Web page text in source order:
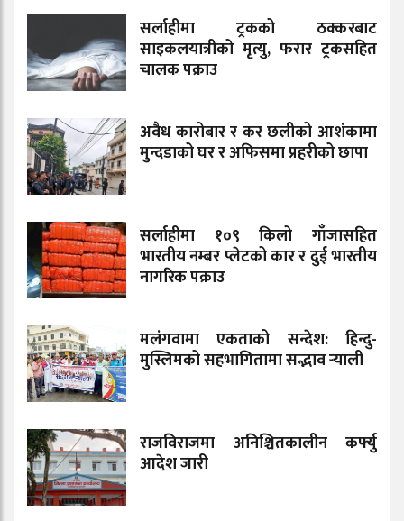
सर्लाहीमा ट्रकको ठक्करबाट
साइकलयात्रीको मृत्यु, फरार ट्रकसहित
चालक पक्राउ
अवैध कारोबार र कर छलीको आशंकामा
मुन्दडाको घर र अफिसमा प्रहरीको छापा
सर्लाहीमा १०९ किलो गाँजासहित
भारतीय नम्बर प्लेटको कार र दुई भारतीय
नागरिक पक्राउ
मलंगवामा एकताको सन्देश: हिन्दु-
मुस्लिमको सहभागितामा सद्भाव र्‍याली
राजविराजमा अनिश्चितकालीन कर्फ्यु
आदेश जारी